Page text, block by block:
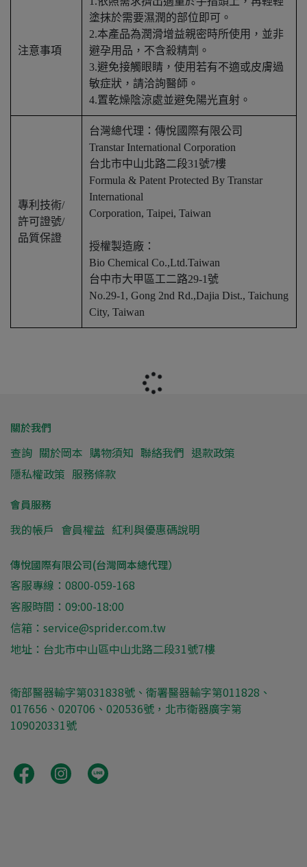
注意事項
塗抹於需要濕潤的部位即可。
2.本產品為潤滑增益親密時所使用，並非
避孕用品，不含殺精劑。
3.避免接觸眼睛，使用若有不適或皮膚過
敏症狀，請洽詢醫師。
4.置乾燥陰涼處並避免陽光直射。
專利技術/
許可證號/
品質保證
台灣總代理：傳悅國際有限公司
Transtar International Corporation
台北市中山北路二段31號7樓
Formula & Patent Protected By Transtar
International
Corporation, Taipei, Taiwan
授權製造廠：
Bio Chemical Co.,Ltd.Taiwan
台中市大甲區工二路29-1號
No.29-1, Gong 2nd Rd.,Dajia Dist., Taichung
City, Taiwan
關於我們
查詢 關於岡本 購物須知 聯絡我們 退款政策
隱私權政策 服務條款
會員服務
我的帳戶 會員權益 紅利與優惠碼說明
傳悅國際有限公司(台灣岡本總代理）
客服專線：0800-059-168
客服時間：09:00-18:00
信箱：service@sprider.com.tw
地址：台北市中山區中山北路二段31號7樓
衛部醫器輸字第031838號、衛署醫器輸字第011828、
017656、020706、020536號，北市衛器廣字第
109020331號